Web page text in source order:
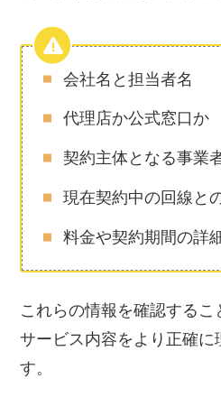
会社名と担当者名
代理店か公式窓口か
契約主体となる事業
現在契約中の回線と
料金や契約期間の詳
これらの情報を確認するこ
サービス内容をより正確に
す。